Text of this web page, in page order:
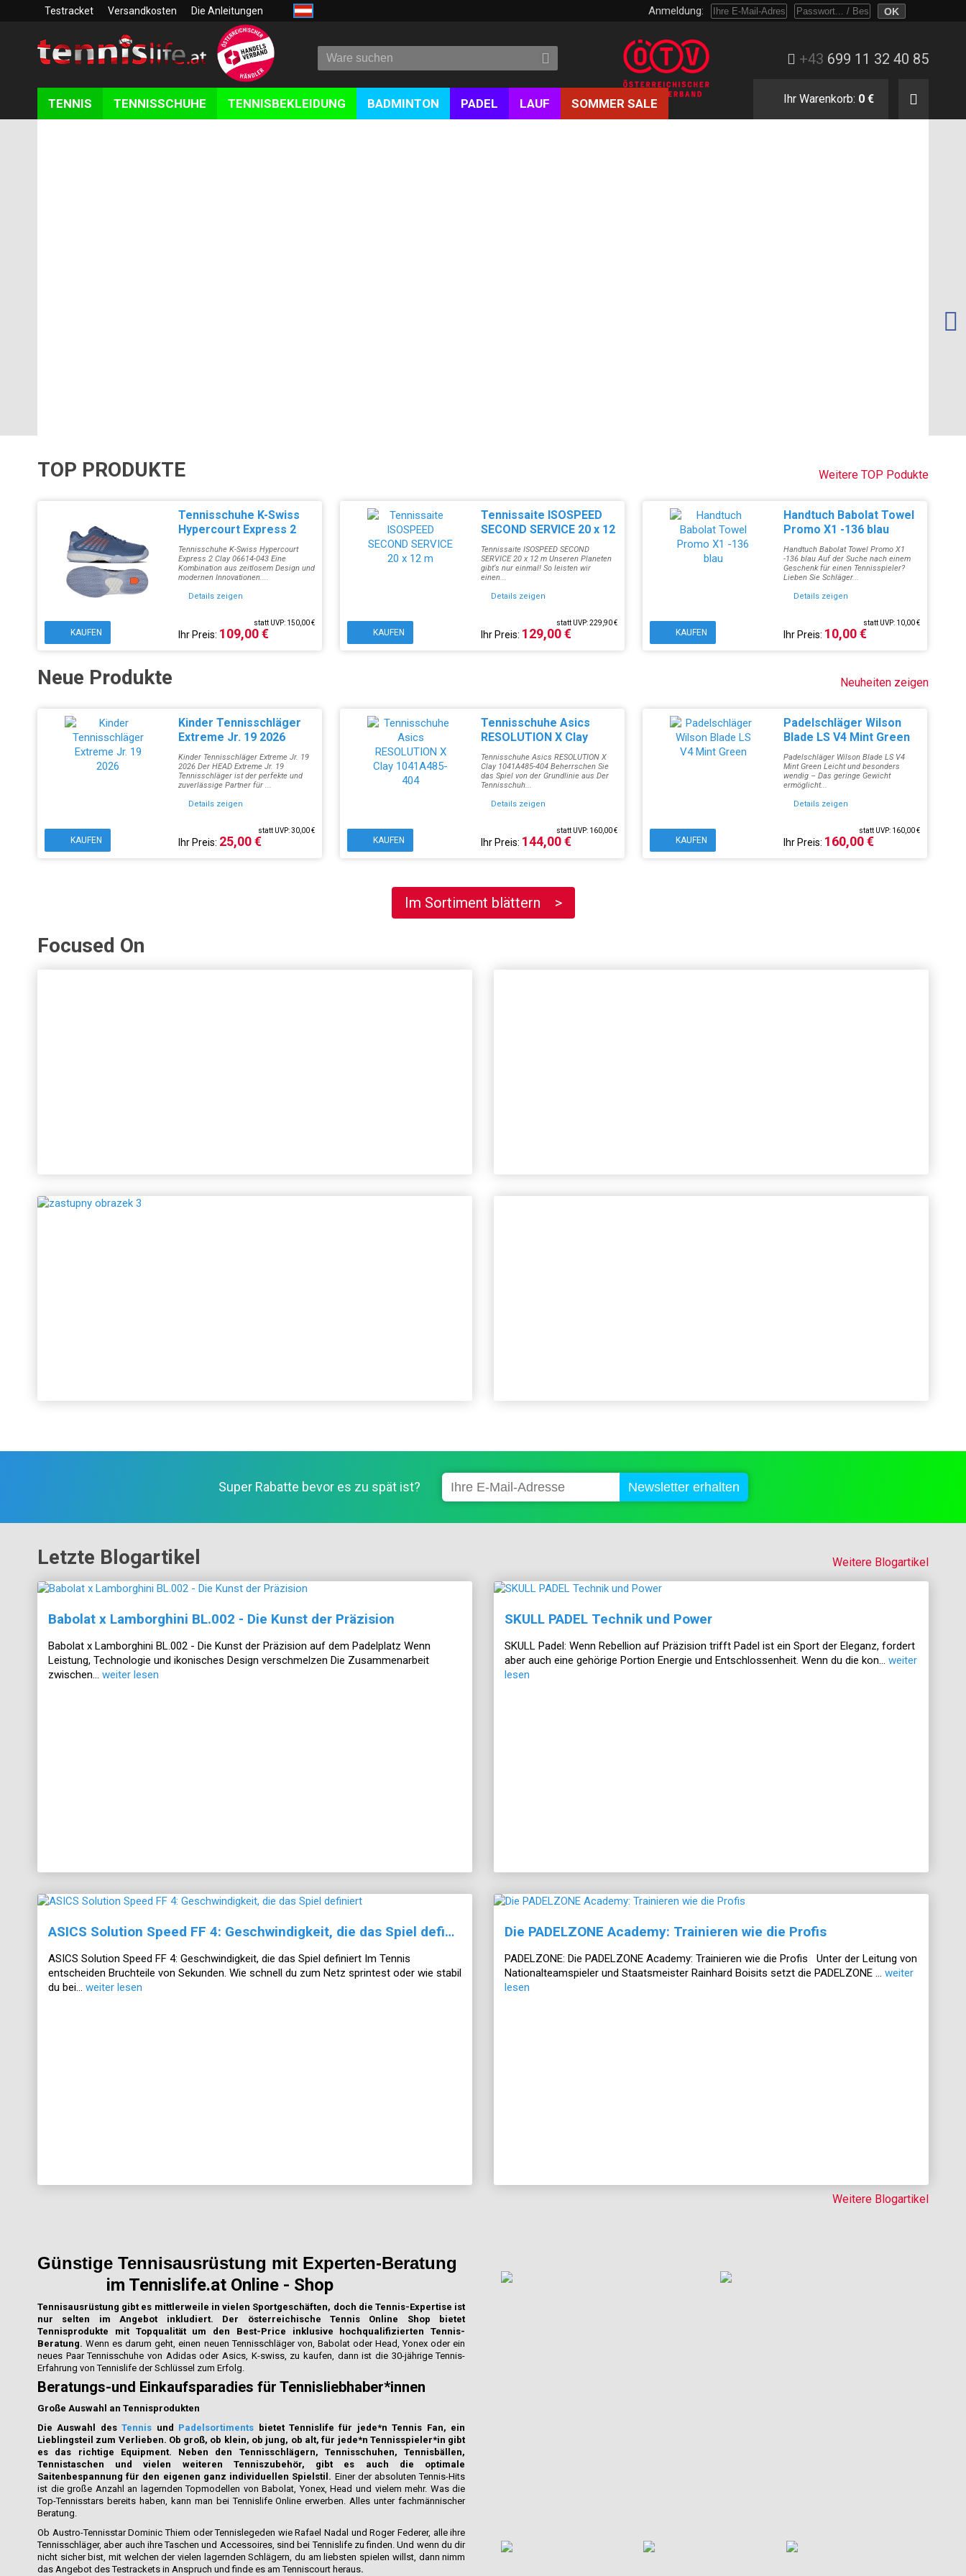
Testracket Versandkosten Die Anleitungen Anmeldung:
+43 699 11 32 40 85
TENNIS TENNISSCHUHE TENNISBEKLEIDUNG BADMINTON PADEL LAUF SOMMER SALE Ihr Warenkorb: 0 €
TOP PRODUKTE Weitere TOP Podukte
KAUFEN
Tennisschuhe K-Swiss
Hypercourt Express 2
Clay 06614-043
Tennisschuhe K-Swiss Hypercourt
Express 2 Clay 06614-043 Eine
Kombination aus zeitlosem Design und
modernen Innovationen....
Details zeigen
statt UVP: 150,00 €
Ihr Preis: 109,00 € KAUFEN
Tennissaite ISOSPEED
SECOND SERVICE 20 x 12
m
Tennissaite ISOSPEED SECOND
SERVICE 20 x 12 m Unseren Planeten
gibt‘s nur einmal! So leisten wir
einen...
Details zeigen
statt UVP: 229,90 €
Ihr Preis: 129,00 € KAUFEN
Handtuch Babolat Towel
Promo X1 -136 blau
Handtuch Babolat Towel Promo X1
-136 blau Auf der Suche nach einem
Geschenk für einen Tennisspieler?
Lieben Sie Schläger...
Details zeigen
statt UVP: 10,00 €
Ihr Preis: 10,00 €
Neue Produkte Neuheiten zeigen
KAUFEN
Kinder Tennisschläger
Extreme Jr. 19 2026
Kinder Tennisschläger Extreme Jr. 19
2026 Der HEAD Extreme Jr. 19
Tennisschläger ist der perfekte und
zuverlässige Partner für ...
Details zeigen
statt UVP: 30,00 €
Ihr Preis: 25,00 € KAUFEN
Tennisschuhe Asics
RESOLUTION X Clay
1041A485-404
Tennisschuhe Asics RESOLUTION X
Clay 1041A485-404 Beherrschen Sie
das Spiel von der Grundlinie aus Der
Tennisschuh...
Details zeigen
statt UVP: 160,00 €
Ihr Preis: 144,00 € KAUFEN
Padelschläger Wilson
Blade LS V4 Mint Green
Padelschläger Wilson Blade LS V4
Mint Green Leicht und besonders
wendig – Das geringe Gewicht
ermöglicht...
Details zeigen
statt UVP: 160,00 €
Ihr Preis: 160,00 €
Im Sortiment blättern >
Focused On
Super Rabatte bevor es zu spät ist?
Letzte Blogartikel Weitere Blogartikel
Babolat x Lamborghini BL.002 - Die Kunst der Präzision
Babolat x Lamborghini BL.002 - Die Kunst der Präzision auf dem Padelplatz Wenn
Leistung, Technologie und ikonisches Design verschmelzen Die Zusammenarbeit
zwischen... weiter lesen
SKULL PADEL Technik und Power
SKULL Padel: Wenn Rebellion auf Präzision trifft Padel ist ein Sport der Eleganz, fordert
aber auch eine gehörige Portion Energie und Entschlossenheit. Wenn du die kon... weiter
lesen
ASICS Solution Speed FF 4: Geschwindigkeit, die das Spiel definiert
ASICS Solution Speed FF 4: Geschwindigkeit, die das Spiel definiert Im Tennis
entscheiden Bruchteile von Sekunden. Wie schnell du zum Netz sprintest oder wie stabil
du bei... weiter lesen
Die PADELZONE Academy: Trainieren wie die Profis
PADELZONE: Die PADELZONE Academy: Trainieren wie die Profis Unter der Leitung von
Nationalteamspieler und Staatsmeister Rainhard Boisits setzt die PADELZONE ... weiter
lesen
Weitere Blogartikel
Günstige Tennisausrüstung mit Experten-Beratung
im Tennislife.at Online - Shop
Tennisausrüstung gibt es mittlerweile in vielen Sportgeschäften, doch die Tennis-Expertise ist
nur selten im Angebot inkludiert. Der österreichische Tennis Online Shop bietet
Tennisprodukte mit Topqualität um den Best-Price inklusive hochqualifizierten Tennis-
Beratung.Wenn es darum geht, einen neuen Tennisschläger von, Babolat oder Head, Yonex oder ein
neues Paar Tennisschuhe von Adidas oder Asics, K-swiss, zu kaufen, dann ist die 30-jährige Tennis-
Erfahrung von Tennislife der Schlüssel zum Erfolg.
Beratungs-und Einkaufsparadies für Tennisliebhaber*innen
Große Auswahl an Tennisprodukten
Die Auswahl desTennis und Padelsortiments bietet Tennislife für jede*n Tennis Fan, ein
Lieblingsteil zum Verlieben. Ob groß, ob klein, ob jung, ob alt, für jede*n Tennisspieler*in gibt
es das richtige Equipment. Neben den Tennisschlägern, Tennisschuhen, Tennisbällen,
Tennistaschen und vielen weiteren Tenniszubehör, gibt es auch die optimale
Saitenbespannung für den eigenen ganz individuellen Spielstil. Einer der absoluten Tennis-Hits
ist die große Anzahl an lagernden Topmodellen von Babolat, Yonex, Head und vielem mehr. Was die
Top-Tennisstars bereits haben, kann man bei Tennislife Online erwerben. Alles unter fachmännischer
Beratung.
Ob Austro-Tennisstar Dominic Thiem oder Tennislegeden wie Rafael Nadal und Roger Federer, alle ihre
Tennisschläger, aber auch ihre Taschen und Accessoires, sind bei Tennislife zu finden. Und wenn du dir
nicht sicher bist, mit welchen der vielen lagernden Schlägern, du am liebsten spielen willst, dann nimm
das Angebot des Testrackets in Anspruch und finde es am Tenniscourt heraus.